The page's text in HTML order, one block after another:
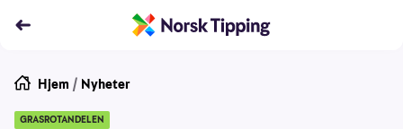
Hjem / Nyheter
GRASROTANDELEN